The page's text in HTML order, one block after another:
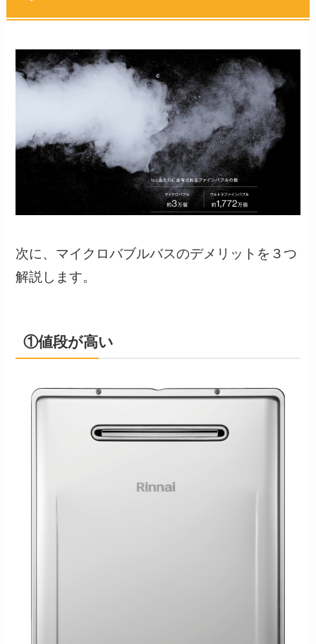
次に、マイクロバブルバスのデメリットを３つ
解説します。
①値段が高い